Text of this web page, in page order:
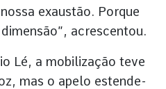
exaustão. Porque
acrescentou.
Lé, a mobilização teve
mas o apelo estende-